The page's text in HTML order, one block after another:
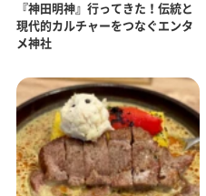
『神田明神』行ってきた！伝統と
現代的カルチャーをつなぐエンタ
メ神社